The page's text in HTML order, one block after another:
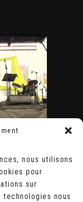
nous utilisons
pour
sur
nous
D
2
9